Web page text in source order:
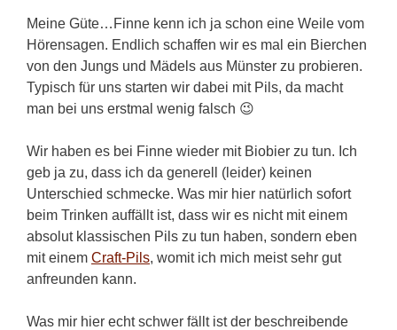
Meine Güte…Finne kenn ich ja schon eine Weile vom
Hörensagen. Endlich schaffen wir es mal ein Bierchen
von den Jungs und Mädels aus Münster zu probieren.
Typisch für uns starten wir dabei mit Pils, da macht
man bei uns erstmal wenig falsch 😉
Wir haben es bei Finne wieder mit Biobier zu tun. Ich
geb ja zu, dass ich da generell (leider) keinen
Unterschied schmecke. Was mir hier natürlich sofort
beim Trinken auffällt ist, dass wir es nicht mit einem
absolut klassischen Pils zu tun haben, sondern eben
mit einem Craft-Pils, womit ich mich meist sehr gut
anfreunden kann.
Was mir hier echt schwer fällt ist der beschreibende